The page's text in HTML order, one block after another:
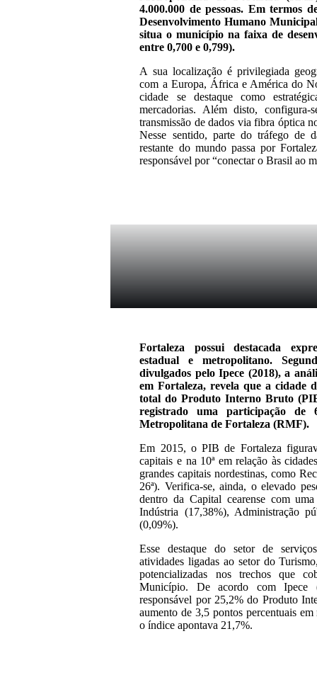
4.000.000 de pessoas. Em termos
Desenvolvimento Humano
situa o município na faixa de
entre 0,700 e 0,799).
A sua localização é privilegiada
com a Europa, África e América do
cidade se destaque como
mercadorias. Além disto,
transmissão de dados via fibra óptica
Nesse sentido, parte do tráfego de
restante do mundo passa por
responsável por “conectar o Brasil ao
Fortaleza possui destacada
estadual e metropolitano.
divulgados pelo Ipece (2018), a
em Fortaleza, revela que a cidade
total do Produto Interno Bruto
registrado uma participação
Metropolitana de Fortaleza (RMF).
Em 2015, o PIB de Fortaleza
capitais e na 10ª em relação às
grandes capitais nordestinas, como
26ª). Verifica-se, ainda, o elevado
dentro da Capital cearense com
Indústria (17,38%), Administração
(0,09%).
Esse destaque do setor de
atividades ligadas ao setor do
potencializadas nos trechos que
Município. De acordo com Ipece
responsável por 25,2% do Produto
aumento de 3,5 pontos percentuais
o índice apontava 21,7%.